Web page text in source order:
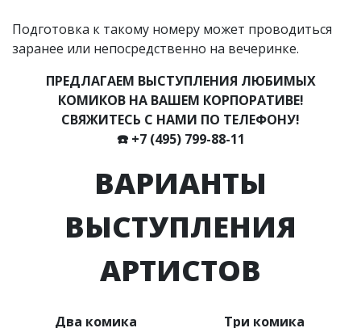
Подготовка к такому номеру может проводиться
заранее или непосредственно на вечеринке.
ПРЕДЛАГАЕМ ВЫСТУПЛЕНИЯ ЛЮБИМЫХ
КОМИКОВ НА ВАШЕМ КОРПОРАТИВЕ!
СВЯЖИТЕСЬ С НАМИ ПО ТЕЛЕФОНУ!
☎️ +7 (495) 799-88-11
ВАРИАНТЫ
ВЫСТУПЛЕНИЯ
АРТИСТОВ
Два комика Три комика